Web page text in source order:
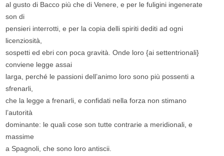
al gusto di Bacco più che di Venere, e per le fuligini ingenerate
son di
pensieri interrotti, e per la copia delli spiriti dediti ad ogni
licenziosità,
sospetti ed ebri con poca gravità. Onde loro {ai settentrionali}
conviene legge assai
larga, perché le passioni dell’animo loro sono più possenti a
sfrenarli,
che la legge a frenarli, e confidati nella forza non stimano
l’autorità
dominante: le quali cose son tutte contrarie a meridionali, e
massime
a Spagnoli, che sono loro antiscii.